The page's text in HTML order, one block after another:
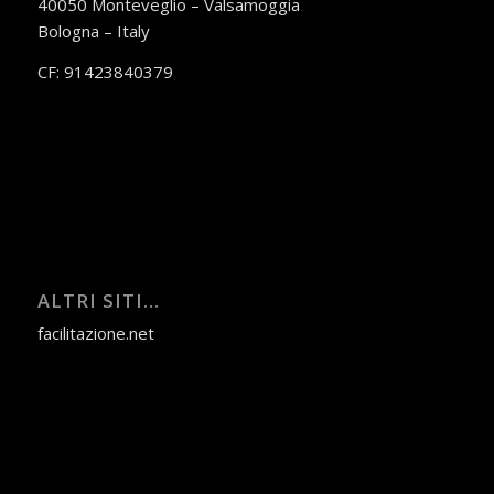
40050 Monteveglio – Valsamoggia
Bologna – Italy
CF: 91423840379
ALTRI SITI…
facilitazione.net